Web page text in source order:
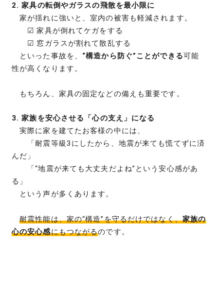
2. 家具の転倒やガラスの飛散を最小限に
家が揺れに強いと、室内の被害も軽減されます。
☑ 家具が倒れてケガをする
☑ 窓ガラスが割れて散乱する
といった事故を、 “構造から防ぐ”ことができる可能
性が高くなります。
もちろん、家具の固定などの備えも重要です。
3. 家族を安心させる「心の支え」になる
実際に家を建てたお客様の中には、
「耐震等級3にしたから、地震が来ても慌てずに済
んだ」
「“地震が来ても大丈夫だよね”という安心感があ
る」
という声が多くあります。
耐震性能は、家の“構造”を守るだけではなく、家族の
心の安心感にもつながるのです。